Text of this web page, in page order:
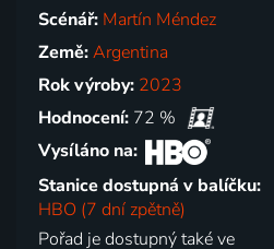
Scénář: Martín Méndez
Země:Argentina
Rok výroby: 2023
Hodnocení: 72 %
Vysíláno na:
Stanice dostupná v balíčku:
HBO (7 dní zpětně)
Pořad je dostupný také ve